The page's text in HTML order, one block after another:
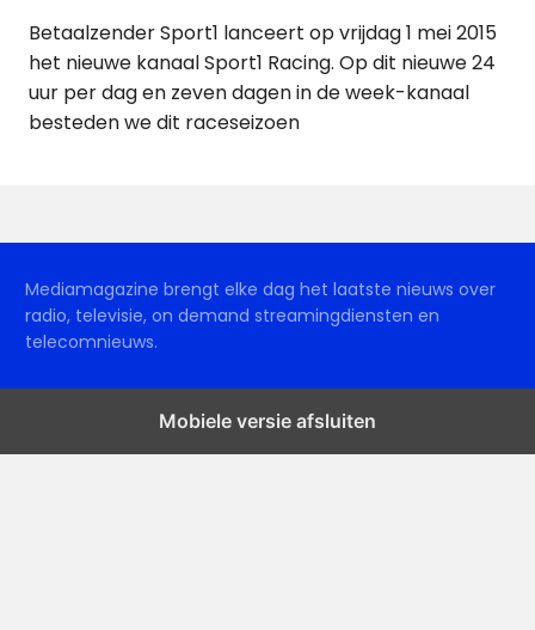
Betaalzender Sport1 lanceert op vrijdag 1 mei 2015
het nieuwe kanaal Sport1 Racing. Op dit nieuwe 24
uur per dag en zeven dagen in de week-kanaal
besteden we dit raceseizoen
Mediamagazine brengt elke dag het laatste nieuws over
radio, televisie, on demand streamingdiensten en
telecomnieuws.
Mobiele versie afsluiten